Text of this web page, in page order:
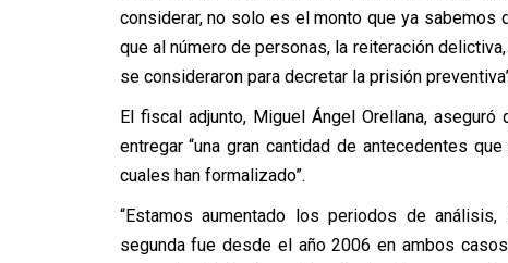
considerar, no solo es el monto que ya
que al número de personas, la reiteración
se consideraron para decretar la prisión
El fiscal adjunto, Miguel Ángel Orellana,
entregar “una gran cantidad de antecedentes
cuales han formalizado”.
“Estamos aumentado los periodos de
segunda fue desde el año 2006 en ambos